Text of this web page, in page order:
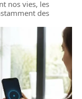
nos vies, les
des